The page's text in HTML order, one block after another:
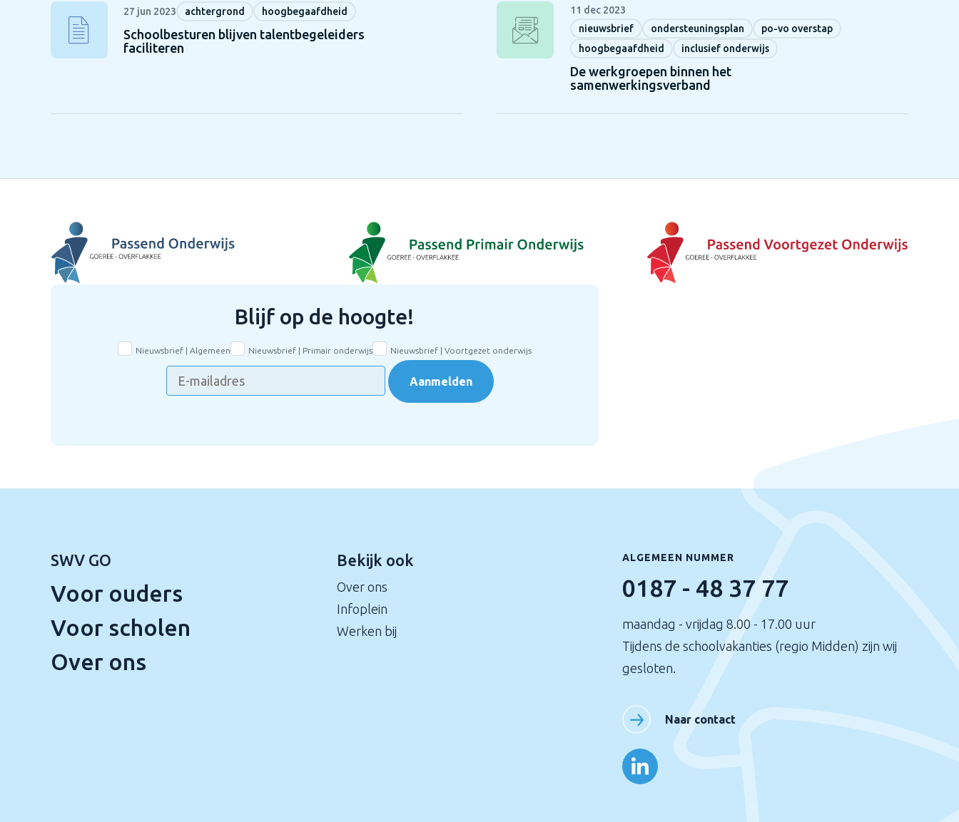
Schoolbesturen blijven talentbegeleiders
faciliteren
27 jun 2023 achtergrond hoogbegaafdheid
De werkgroepen binnen het
samenwerkingsverband
11 dec 2023
nieuwsbrief
ondersteuningsplan
po-vo overstap
hoogbegaafdheid
inclusief onderwijs
Blijf op de hoogte!
Aanmelden
Nieuwsbrief | Algemeen Nieuwsbrief | Primair onderwijs Nieuwsbrief | Voortgezet onderwijs
SWV GO
Voor ouders
Voor scholen
Over ons
Bekijk ook
Over ons
Infoplein
Werken bij
ALGEMEEN NUMMER
0187 - 48 37 77
maandag - vrijdag 8.00 - 17.00 uur
Tijdens de schoolvakanties (regio Midden) zijn wij
gesloten.
Naar contact